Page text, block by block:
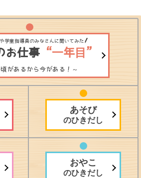
学童指導員のみなさんに聞いてみた
お仕事“一年目”
があるから今がある！～
あそび
のひきだし
おやこ
のひきだし